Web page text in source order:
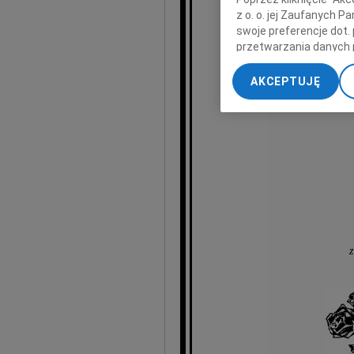
z o. o. jej Zaufanych
swoje preferencje dot.
przetwarzania danych
„Ustawienia
My, nasi Zaufani
dokładnych danych
Przechowywanie
treści, badnie
AKCEPTUJĘ